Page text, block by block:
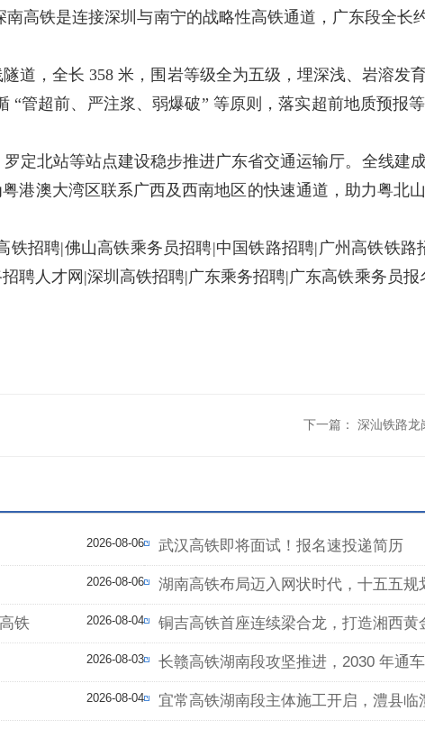
高铁是连接深圳与南宁的战略性高铁通道，广东段全长
道，全长 358 米，围岩等级全为五级，埋深浅、岩溶发
“管超前、严注浆、弱爆破” 等原则，落实超前地质预报
定北站等站点建设稳步推进广东省交通运输厅。全线建
港澳大湾区联系广西及西南地区的快速通道，助力粤北
铁招聘|佛山高铁乘务员招聘|中国铁路招聘|广州高铁铁路
聘人才网|深圳高铁招聘|广东乘务招聘|广东高铁乘务员
下一篇： 深汕铁路龙
2026-08-06 武汉高铁即将面试！报名速投递简历
2026-08-06 湖南高铁布局迈入网状时代，十五五规
铁 2026-08-04 铜吉高铁首座连续梁合龙，打造湘西黄
2026-08-03 长赣高铁湖南段攻坚推进，2030 年通
2026-08-04 宜常高铁湖南段主体施工开启，澧县临